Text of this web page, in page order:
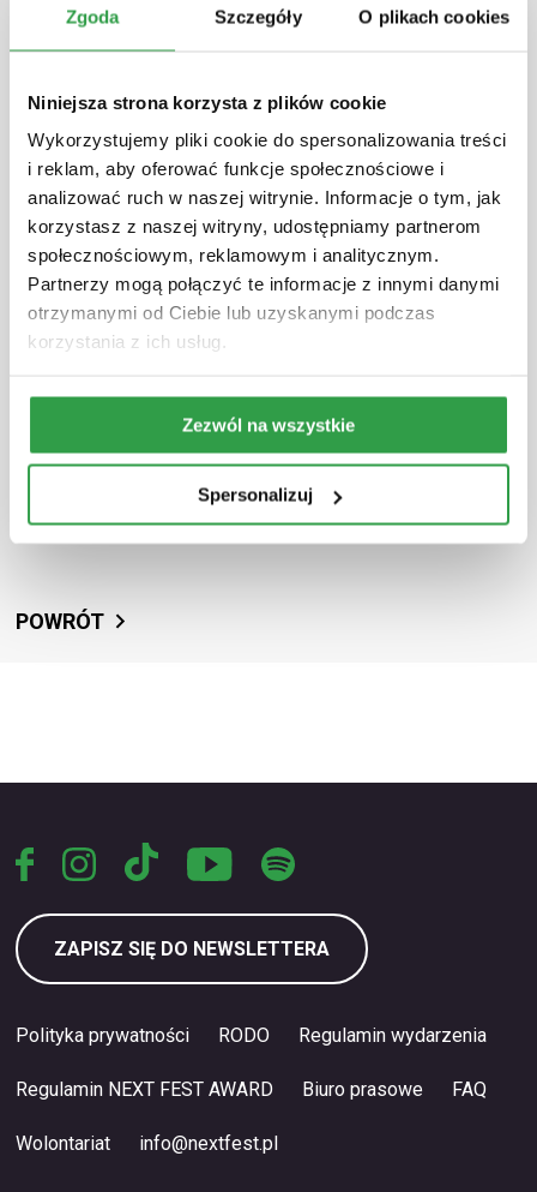
Zgoda Szczegóły O plikach cookies
Niniejsza strona korzysta z plików cookie
Wykorzystujemy pliki cookie do spersonalizowania treści
i reklam, aby oferować funkcje społecznościowe i
analizować ruch w naszej witrynie. Informacje o tym, jak
korzystasz z naszej witryny, udostępniamy partnerom
społecznościowym, reklamowym i analitycznym.
Partnerzy mogą połączyć te informacje z innymi danymi
otrzymanymi od Ciebie lub uzyskanymi podczas
korzystania z ich usług.
Zezwól na wszystkie
Spersonalizuj
NEXT FEST. Już podczas poprzedniej edycji
publiczność wybrała artystę, który dzięki
Bittersweet Festival. W tym roku stawka
wzrosła, p...
Więcej
POWRÓT
ZAPISZ SIĘ DO NEWSLETTERA
Polityka prywatności RODO Regulamin wydarzenia
Regulamin NEXT FEST AWARD Biuro prasowe FAQ
Wolontariat info@nextfest.pl